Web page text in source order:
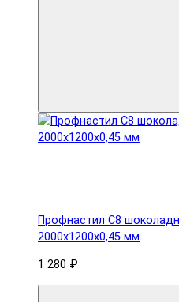
Профнастил С8
2000х1200х0,45 мм
1 280 ₽